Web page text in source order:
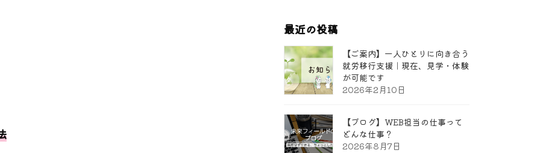
最近の投稿
【ご案内】一人ひとりに向き合う
就労移行支援｜現在、見学・体験
が可能です
2026年2月10日
【ブログ】WEB担当の仕事って
どんな仕事？
2026年8月7日